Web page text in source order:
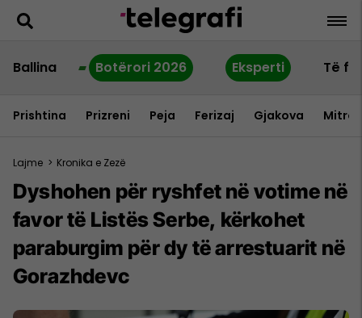
Ballina Botërori 2026 Eksperti Të
Prishtina Prizreni Peja Ferizaj Gjakova
Lajme > Kronika e Zezë
Dyshohen për ryshfet në votime në
favor të Listës Serbe, kërkohet
paraburgim për dy të arrestuarit në
Gorazhdevc